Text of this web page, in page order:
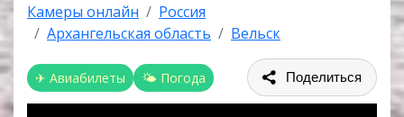
Камеры онлайн
Россия
Архангельская область
Вельск
✈ Авиабилеты 🌤 Погода Поделиться